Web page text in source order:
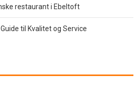
restaurant i Ebeltoft
til Kvalitet og Service